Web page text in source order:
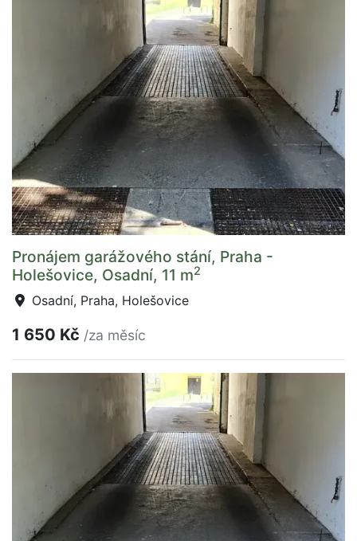
Pronájem garážového stání, Praha -
Holešovice, Osadní, 11 m2
Osadní, Praha, Holešovice
1 650 Kč /za měsíc